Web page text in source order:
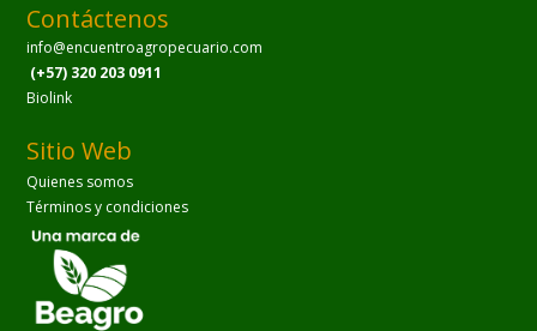
Contáctenos
info@encuentroagropecuario.com
(+57) 320 203 0911
Biolink
Sitio Web
Quienes somos
Términos y condiciones